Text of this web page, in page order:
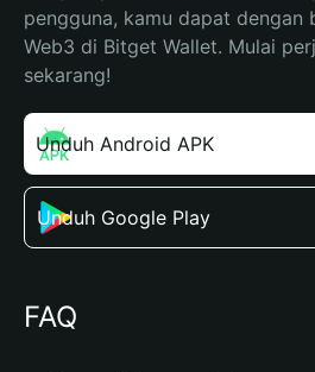
pengguna, kamu dapat dengan
Web3 di Bitget Wallet. Mulai
sekarang!
Unduh Android APK
Unduh Google Play
FAQ